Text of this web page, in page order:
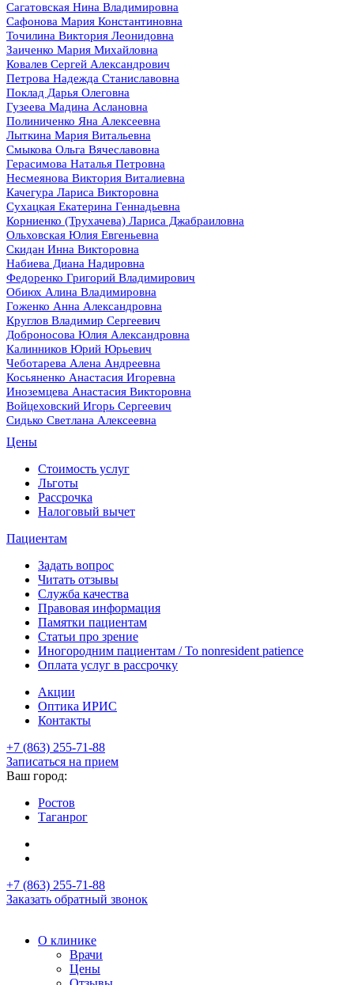
Сагатовская Нина Владимировна
Сафонова Мария Константиновна
Точилина Виктория Леонидовна
Заиченко Мария Михайловна
Ковалев Сергей Александрович
Петрова Надежда Станиславовна
Поклад Дарья Олеговна
Гузеева Мадина Аслановна
Полиниченко Яна Алексеевна
Лыткина Мария Витальевна
Смыкова Ольга Вячеславовна
Герасимова Наталья Петровна
Несмеянова Виктория Виталиевна
Качегура Лариса Викторовна
Сухацкая Екатерина Геннадьевна
Корниенко (Трухачева) Лариса Джабраиловна
Ольховская Юлия Евгеньевна
Скидан Инна Викторовна
Набиева Диана Надировна
Федоренко Григорий Владимирович
Обиюх Алина Владимировна
Гоженко Анна Александровна
Круглов Владимир Сергеевич
Доброносова Юлия Александровна
Калинников Юрий Юрьевич
Чеботарева Алена Андреевна
Косьяненко Анастасия Игоревна
Иноземцева Анастасия Викторовна
Войцеховский Игорь Сергеевич
Сидько Светлана Алексеевна
Цены
Стоимость услуг
Льготы
Рассрочка
Налоговый вычет
Пациентам
Задать вопрос
Читать отзывы
Служба качества
Правовая информация
Памятки пациентам
Статьи про зрение
Иногородним пациентам / To nonresident patience
Оплата услуг в рассрочку
Акции
Оптика ИРИС
Контакты
+7 (863) 255-71-88
Записаться на прием
Ваш город:
Ростов
Таганрог
+7 (863) 255-71-88
Заказать обратный звонок
О клинике
Врачи
Цены